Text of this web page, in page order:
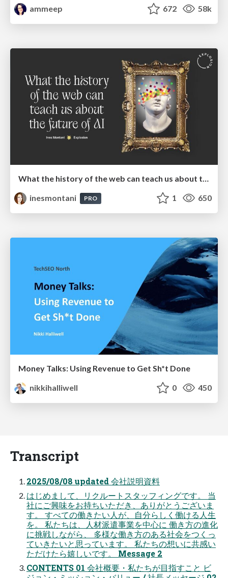
ammeep
672 58k
What the history of the web can teach us about the future of AI
inesmontani
PRO 1 650
Money Talks: Using Revenue to Get Sh*t Done
nikkihalliwell
0 450
Transcript
2025/08/08 updated 会社説明資料
はじめまして、リクルートスタッフィングです。 当
社にご興味をお持ちいただき、ありがとうございま
す。 すべての働きたい人が、自分らしく働ける人生
を。 私たちは、人材派遣事業を中心に 働き方の進化
に挑戦しながら、 多様な働き方のある社会をつくっ
ていきたいと思っています。 私たちの想いに共感い
ただけたら嬉しいです。 Message 2
CONTENTS 01 会社概要・私たちが目指すこと ビ